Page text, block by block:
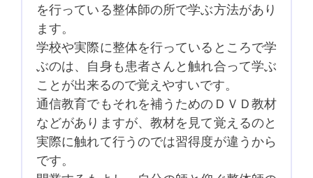
を行っている整体師の所で学ぶ方法があり
ます。
学校や実際に整体を行っているところで学
ぶのは、自身も患者さんと触れ合って学ぶ
ことが出来るので覚えやすいです。
通信教育でもそれを補うためのＤＶＤ教材
などがありますが、教材を見て覚えるのと
実際に触れて行うのでは習得度が違うから
です。